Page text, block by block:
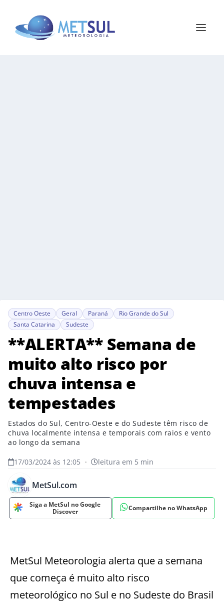
Centro Oeste Geral Paraná
Rio Grande do Sul
Santa Catarina
Sudeste
**ALERTA** Semana de
muito alto risco por
chuva intensa e
tempestades
Estados do Sul, Centro-Oeste e do Sudeste têm risco de
chuva localmente intensa e temporais com raios e vento
ao longo da semana
17/03/2024 às 12:05 • leitura em 5 min
MetSul.com
Siga a MetSul no Google
Discover
Compartilhe no WhatsApp
MetSul Meteorologia alerta que a semana
que começa é muito alto risco
meteorológico no Sul e no Sudeste do Brasil